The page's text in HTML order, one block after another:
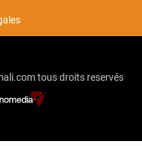
tous droits reservés